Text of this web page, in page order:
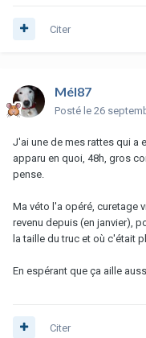
Citer
Mél87
Posté le 26
J'ai une de mes rattes qui a
apparu en quoi, 48h, gros
pense.
Ma véto l'a opéré, curetage
revenu depuis (en janvier),
la taille du truc et où c'était
En espérant que ça aille
Citer